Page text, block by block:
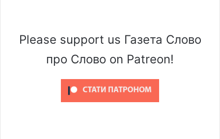
Please support us Газета Слово
про Слово on Patreon!